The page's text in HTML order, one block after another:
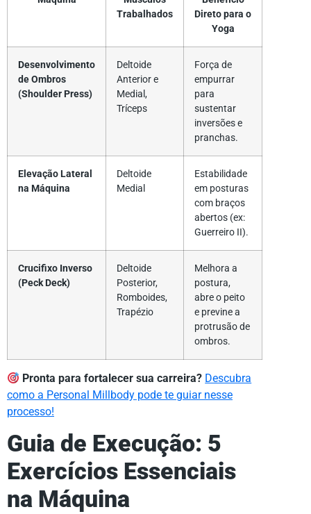
Trabalhados
Direto para o
Yoga
Desenvolvimento
de Ombros
(Shoulder Press)
Deltoide
Anterior e
Medial,
Tríceps
Força de
empurrar
para
sustentar
inversões e
pranchas.
Elevação Lateral
na Máquina
Deltoide
Medial
Estabilidade
em posturas
com braços
abertos (ex:
Guerreiro II).
Crucifixo Inverso
(Peck Deck)
Deltoide
Posterior,
Romboides,
Trapézio
Melhora a
postura,
abre o peito
e previne a
protrusão de
ombros.
Pronta para fortalecer sua carreira? Descubra
como a Personal Millbody pode te guiar nesse
processo!
Guia de Execução: 5
Exercícios Essenciais
na Máquina